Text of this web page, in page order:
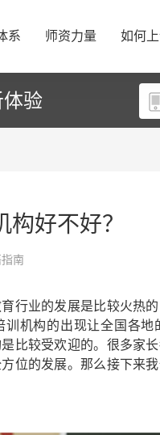
系 师资力量 如何
验
好不好？
南
行业的发展是比较火热
训机构的出现让全国各
比较受欢迎的。很多家
位的发展。那么接下来